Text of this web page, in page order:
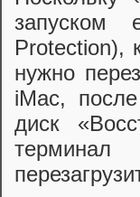
запуском
Protection),
нужно
iMac,
диск